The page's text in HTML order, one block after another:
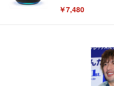
￥7,480
[EdoErgo] オフ
い 跳ね上げ式ア
キング pc 事務
ン樹脂ベース 通
EIZO ビジネス
EV3240X-WT |
Amazonベーシ
回使い捨て 無香